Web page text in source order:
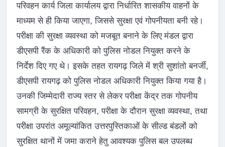
परिवहन कार्य जिला कार्यालय द्वारा निर्धारित शासकीय वाहनों के
माध्यम से ही किया जाएगा, जिससे सुरक्षा एवं गोपनीयता बनी रहे।
परीक्षा की सुरक्षा व्यवस्था को मजबूत बनाने के लिए मंडल द्वारा
डीएसपी रैंक के अधिकारी को पुलिस नोडल नियुक्त करने के
निर्देश दिए गए थे। इसके तहत रायगढ़ जिले में श्री सुशांतो बनर्जी,
डीएसपी रायगढ़ को पुलिस नोडल अधिकारी नियुक्त किया गया है।
उनकी जिम्मेदारी राज्य स्तर से लेकर परीक्षा केंद्र तक गोपनीय
सामग्री के सुरक्षित परिवहन, परीक्षा के दौरान सुरक्षा व्यवस्था, तथा
परीक्षा उपरांत अमूल्यांकित उत्तरपुस्तिकाओं के सील्ड बंडलों को
सुरक्षित थानों में जमा कराने हेतु आवश्यक पुलिस बल उपलब्ध